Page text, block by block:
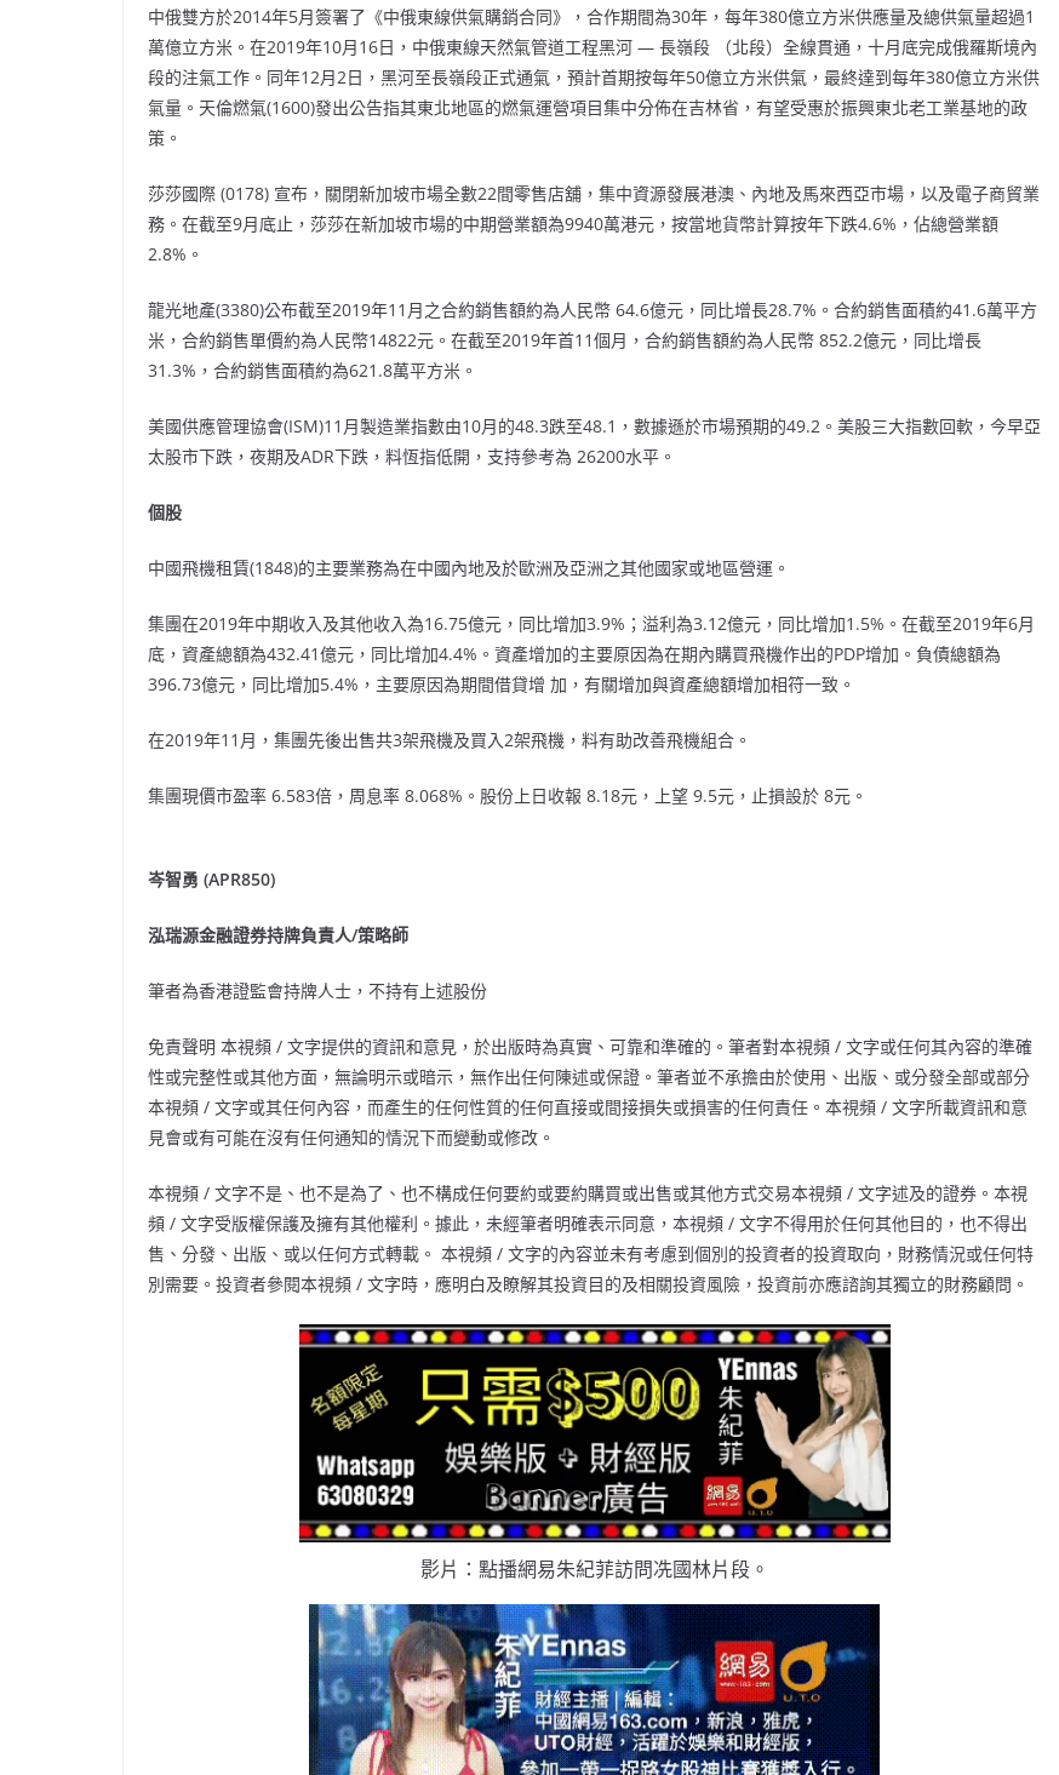
中俄雙方於2014年5月簽署了《中俄東線供氣購銷合同》，合作期間為30年，每年380億立方米供應量及總供氣量超過1
萬億立方米。在2019年10月16日，中俄東線天然氣管道工程黑河 — 長嶺段 （北段）全線貫通，十月底完成俄羅斯境內
段的注氣工作。同年12月2日，黑河至長嶺段正式通氣，預計首期按每年50億立方米供氣，最終達到每年380億立方米供
氣量。天倫燃氣(1600)發出公告指其東北地區的燃氣運營項目集中分佈在吉林省，有望受惠於振興東北老工業基地的政
策。
莎莎國際 (0178) 宣布，關閉新加坡市場全數22間零售店舖，集中資源發展港澳、內地及馬來西亞市場，以及電子商貿業
務。在截至9月底止，莎莎在新加坡市場的中期營業額為9940萬港元，按當地貨幣計算按年下跌4.6% ，佔總營業額
2.8% 。
龍光地產(3380)公布截至2019年11 月之合約銷售額約為人民幣 64.6億元，同比增長28.7% 。合約銷售面積約41.6萬平方
米，合約銷售單價約為人民幣14822元。在截至2019年首11個月，合約銷售額約為人民幣 852.2億元，同比增長
31.3% ，合約銷售面積約為621.8萬平方米。
美國供應管理協會(ISM)11 月製造業指數由10月的48.3跌至48.1 ，數據遜於市場預期的49.2 。美股三大指數回軟，今早亞
太股市下跌，夜期及ADR下跌，料恆指低開，支持參考為 26200水平。
個股
中國飛機租賃(1848)的主要業務為在中國內地及於歐洲及亞洲之其他國家或地區營運。
集團在2019年中期收入及其他收入為16.75億元，同比增加3.9% ；溢利為3.12億元，同比增加1.5% 。在截至2019年6月
底，資產總額為432.41億元，同比增加4.4% 。資產增加的主要原因為在期內購買飛機作出的PDP增加。負債總額為
396.73億元，同比增加5.4% ，主要原因為期間借貸增 加，有關增加與資產總額增加相符一致。
在2019年11 月，集團先後出售共3架飛機及買入2架飛機，料有助改善飛機組合。
集團現價市盈率 6.583倍，周息率 8.068% 。股份上日收報 8.18元，上望 9.5元，止損設於 8元。
岑智勇 (APR850)
泓瑞源金融證券持牌負責人/策略師
筆者為香港證監會持牌人士，不持有上述股份
免責聲明 本視頻 / 文字提供的資訊和意見，於出版時為真實、可靠和準確的。筆者對本視頻 / 文字或任何其內容的準確
性或完整性或其他方面，無論明示或暗示，無作出任何陳述或保證。筆者並不承擔由於使用、出版、或分發全部或部分
本視頻 / 文字或其任何內容，而產生的任何性質的任何直接或間接損失或損害的任何責任。本視頻 / 文字所載資訊和意
見會或有可能在沒有任何通知的情況下而變動或修改。
本視頻 / 文字不是、也不是為了、也不構成任何要約或要約購買或出售或其他方式交易本視頻 / 文字述及的證券。本視
頻 / 文字受版權保護及擁有其他權利。據此，未經筆者明確表示同意，本視頻 / 文字不得用於任何其他目的，也不得出
售、分發、出版、或以任何方式轉載。 本視頻 / 文字的內容並未有考慮到個別的投資者的投資取向，財務情況或任何特
別需要。投資者參閱本視頻 / 文字時，應明白及瞭解其投資目的及相關投資風險，投資前亦應諮詢其獨立的財務顧問。
影片：點播網易朱紀菲訪問冼國林片段。